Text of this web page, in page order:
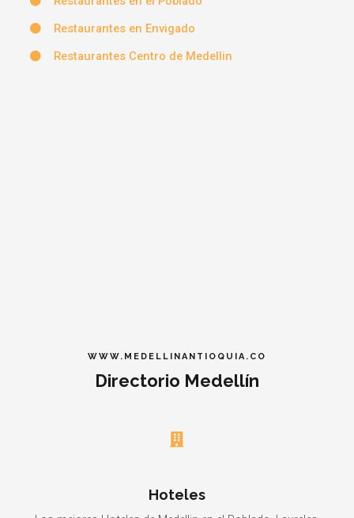
Restaurantes en Envigado
Restaurantes Centro de Medellin
WWW.MEDELLINANTIOQUIA.CO
Directorio Medellín
Hoteles